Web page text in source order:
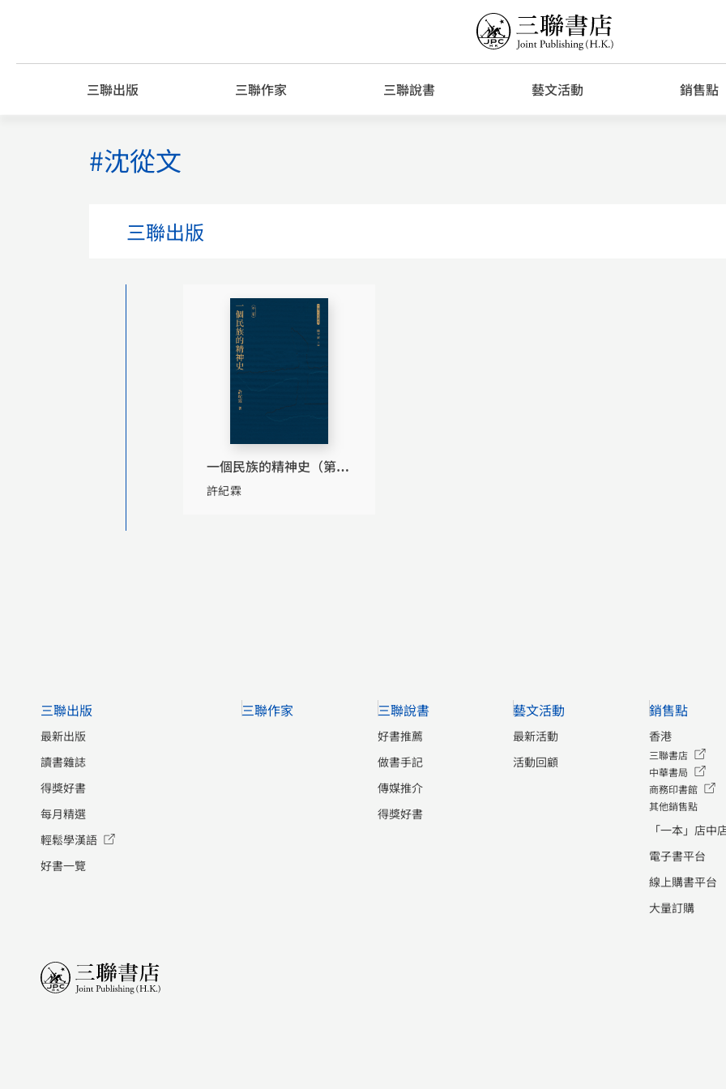
content
三聯出版 三聯作家 三聯說書 藝文活動 銷售點
#沈從文
三聯出版
一個民族的精神史（第二
版）（普通本）
許紀霖
三聯出版
最新出版
讀書雜誌
得獎好書
每月精選
輕鬆學漢語
好書一覽
三聯作家 三聯說書
好書推薦
做書手記
傳媒推介
得獎好書
藝文活動
最新活動
活動回顧
銷售點
香港
三聯書店
中華書局
商務印書館
其他銷售點
「一本」店中
電子書平台
線上購書平台
大量訂購